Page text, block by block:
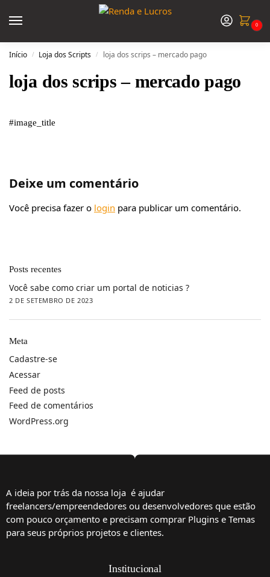
0
Início / Loja dos Scripts / loja dos scrips – mercado pago
loja dos scrips – mercado pago
#image_title
Deixe um comentário
Você precisa fazer o login para publicar um comentário.
Posts recentes
Você sabe como criar um portal de noticias ?
2 DE SETEMBRO DE 2023
Meta
Cadastre-se
Acessar
Feed de posts
Feed de comentários
WordPress.org
A ideia por trás da nossa loja é ajudar
freelancers/empreendedores ou desenvolvedores que estão
com pouco orçamento e precisam comprar Plugins e Temas
para seus próprios projetos e clientes.
Institucional